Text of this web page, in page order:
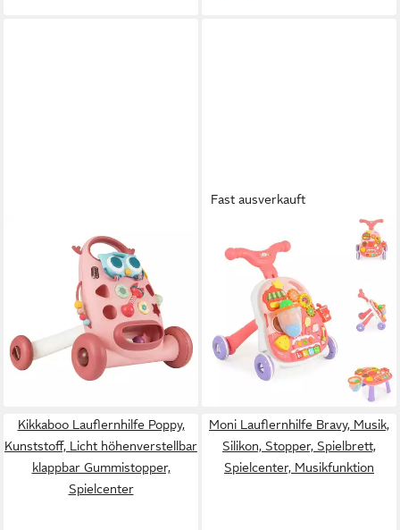
Lauflernhilfe, (1-tlg),
Lauflernwagen, Laufhilfe
Laufwagen mit 2 Drehspielern
UVP81,99 €
-38%
lieferbar - in 3-4 Werktagen bei dir
Fast ausverkauft
Lauflernhilfe HE0814,
Musikfunktion, Spieltisch,
Basketballkorb, Spielbälle, ab
12 Monaten
38,95 €
lieferbar - in 2-3 Werktagen bei dir
Kikkaboo Lauflernhilfe Poppy,
Kunststoff, Licht höhenverstellbar
klappbar Gummistopper,
Spielcenter
Moni Lauflernhilfe Bravy, Musik,
Silikon, Stopper, Spielbrett,
Spielcenter, Musikfunktion